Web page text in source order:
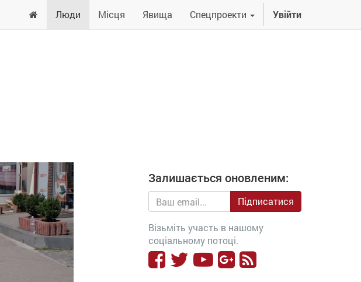
Люди Місця Явища Спецпроекти Увійти
Залишається оновленим:
Підписатися
Візьміть участь в нашому
соціальному потоці.